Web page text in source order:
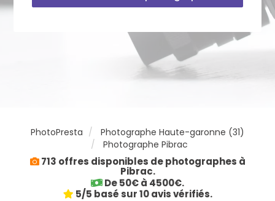
PhotoPresta
Photographe Haute-garonne (31)
Photographe Pibrac
713 offres disponibles de photographes à
Pibrac.
De 50€ à 4500€.
5/5 basé sur 10 avis vérifiés.